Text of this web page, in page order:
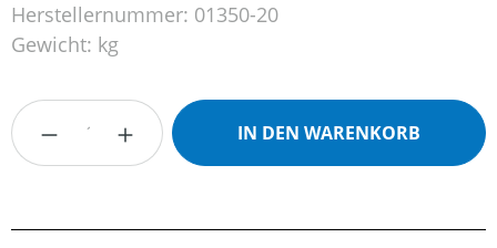
Herstellernummer: 01350-20
Gewicht: kg
Produkt Anzahl: Gib den gewünschten
IN DEN WARENKORB